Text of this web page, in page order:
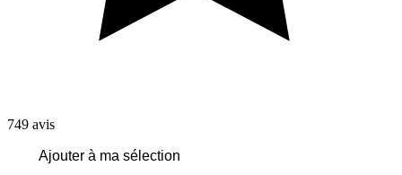
749 avis
Ajouter à ma sélection